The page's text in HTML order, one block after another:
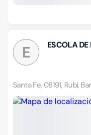
E ESCOLA
Santa Fe, 08191, Rubí,